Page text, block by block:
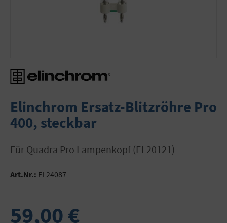
Elinchrom Ersatz-Blitzröhre Pro
400, steckbar
für Quadra Pro Lampenkopf (EL20121)
Art.Nr.: EL24087
59,00 €